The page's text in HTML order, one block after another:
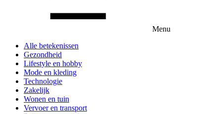
Menu
Alle betekenissen
Gezondheid
Lifestyle en hobby
Mode en kleding
Technologie
Zakelijk
Wonen en tuin
Vervoer en transport